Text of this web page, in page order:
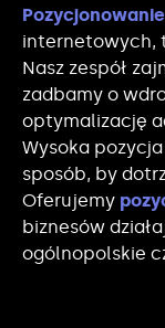
internetowych,
Nasz zespół
zadbamy o
optymalizację
Wysoka
sposób, by
Oferujemy
biznesów
ogólnopolskie